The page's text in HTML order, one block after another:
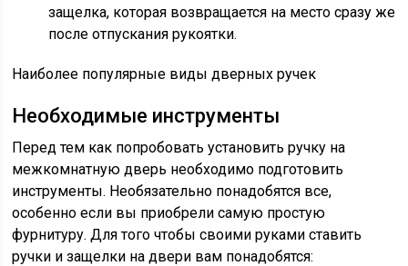
защелка, которая возвращается на место сразу же
после отпускания рукоятки.
Наиболее популярные виды дверных ручек
Необходимые инструменты
Перед тем как попробовать установить ручку на
межкомнатную дверь необходимо подготовить
инструменты. Необязательно понадобятся все,
особенно если вы приобрели самую простую
фурнитуру. Для того чтобы своими руками ставить
ручки и защелки на двери вам понадобятся: